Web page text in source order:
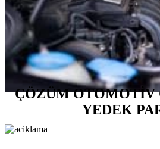
ÇÖZÜM OTOMOTİV
YEDEK